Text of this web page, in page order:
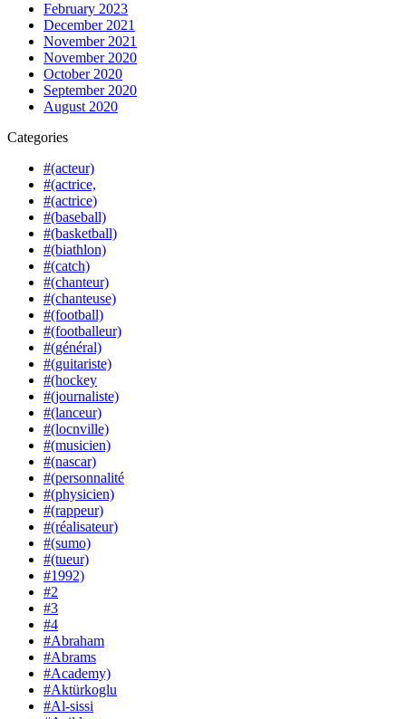
February 2023
December 2021
November 2021
November 2020
October 2020
September 2020
August 2020
Categories
#(acteur)
#(actrice,
#(actrice)
#(baseball)
#(basketball)
#(biathlon)
#(catch)
#(chanteur)
#(chanteuse)
#(football)
#(footballeur)
#(général)
#(guitariste)
#(hockey
#(journaliste)
#(lanceur)
#(locnville)
#(musicien)
#(nascar)
#(personnalité
#(physicien)
#(rappeur)
#(réalisateur)
#(sumo)
#(tueur)
#1992)
#2
#3
#4
#Abraham
#Abrams
#Academy)
#Aktürkoglu
#Al-sissi